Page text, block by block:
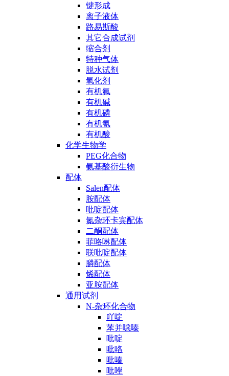
键形成
离子液体
路易斯酸
其它合成试剂
缩合剂
特种气体
脱水试剂
氧化剂
有机氟
有机碱
有机磷
有机氰
有机酸
化学生物学
PEG化合物
氨基酸衍生物
配体
Salen配体
胺配体
吡啶配体
氮杂环卡宾配体
二酮配体
菲咯啉配体
联吡啶配体
膦配体
烯配体
亚胺配体
通用试剂
N-杂环化合物
吖啶
苯并噁嗪
吡啶
吡咯
吡嗪
吡唑